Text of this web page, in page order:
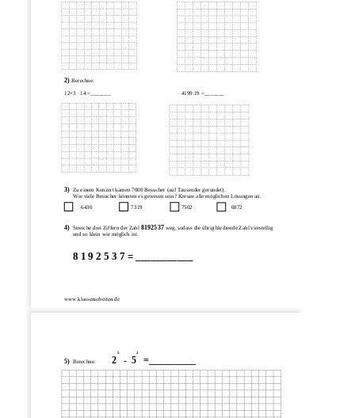
www.klassenarbeiten.de
2) Berechne:
12+3 4199:19 =_______
3) Zu einem Konzert kamen 7000 Besucher (auf Tausender gerundet).
Wie viele Besucher könnten es gewesen sein? Kreuze alle möglichen Lösungen an.
6430
7319 7502 6872
4) Streiche drei Ziffern der Zahl 8192537 weg, sodass die übrig bleibende Zahl vierstellig
und so klein wie möglich ist.
8 1 9 2 5 3 7 = ___________
5 2
5) Berechne: 2   -  5   =__________